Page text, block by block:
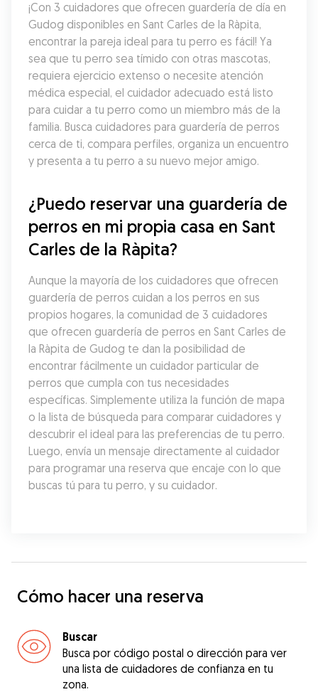
¡Con 3 cuidadores que ofrecen guardería de día en
Gudog disponibles en Sant Carles de la Ràpita,
encontrar la pareja ideal para tu perro es fácil! Ya
sea que tu perro sea tímido con otras mascotas,
requiera ejercicio extenso o necesite atención
médica especial, el cuidador adecuado está listo
para cuidar a tu perro como un miembro más de la
familia. Busca cuidadores para guardería de perros
cerca de ti, compara perfiles, organiza un encuentro
y presenta a tu perro a su nuevo mejor amigo.
¿Puedo reservar una guardería de
perros en mi propia casa en Sant
Carles de la Ràpita?
Aunque la mayoría de los cuidadores que ofrecen
guardería de perros cuidan a los perros en sus
propios hogares, la comunidad de 3 cuidadores
que ofrecen guardería de perros en Sant Carles de
la Ràpita de Gudog te dan la posibilidad de
encontrar fácilmente un cuidador particular de
perros que cumpla con tus necesidades
específicas. Simplemente utiliza la función de mapa
o la lista de búsqueda para comparar cuidadores y
descubrir el ideal para las preferencias de tu perro.
Luego, envía un mensaje directamente al cuidador
para programar una reserva que encaje con lo que
buscas tú para tu perro, y su cuidador.
Cómo hacer una reserva
Buscar
Busca por código postal o dirección para ver
una lista de cuidadores de confianza en tu
zona.